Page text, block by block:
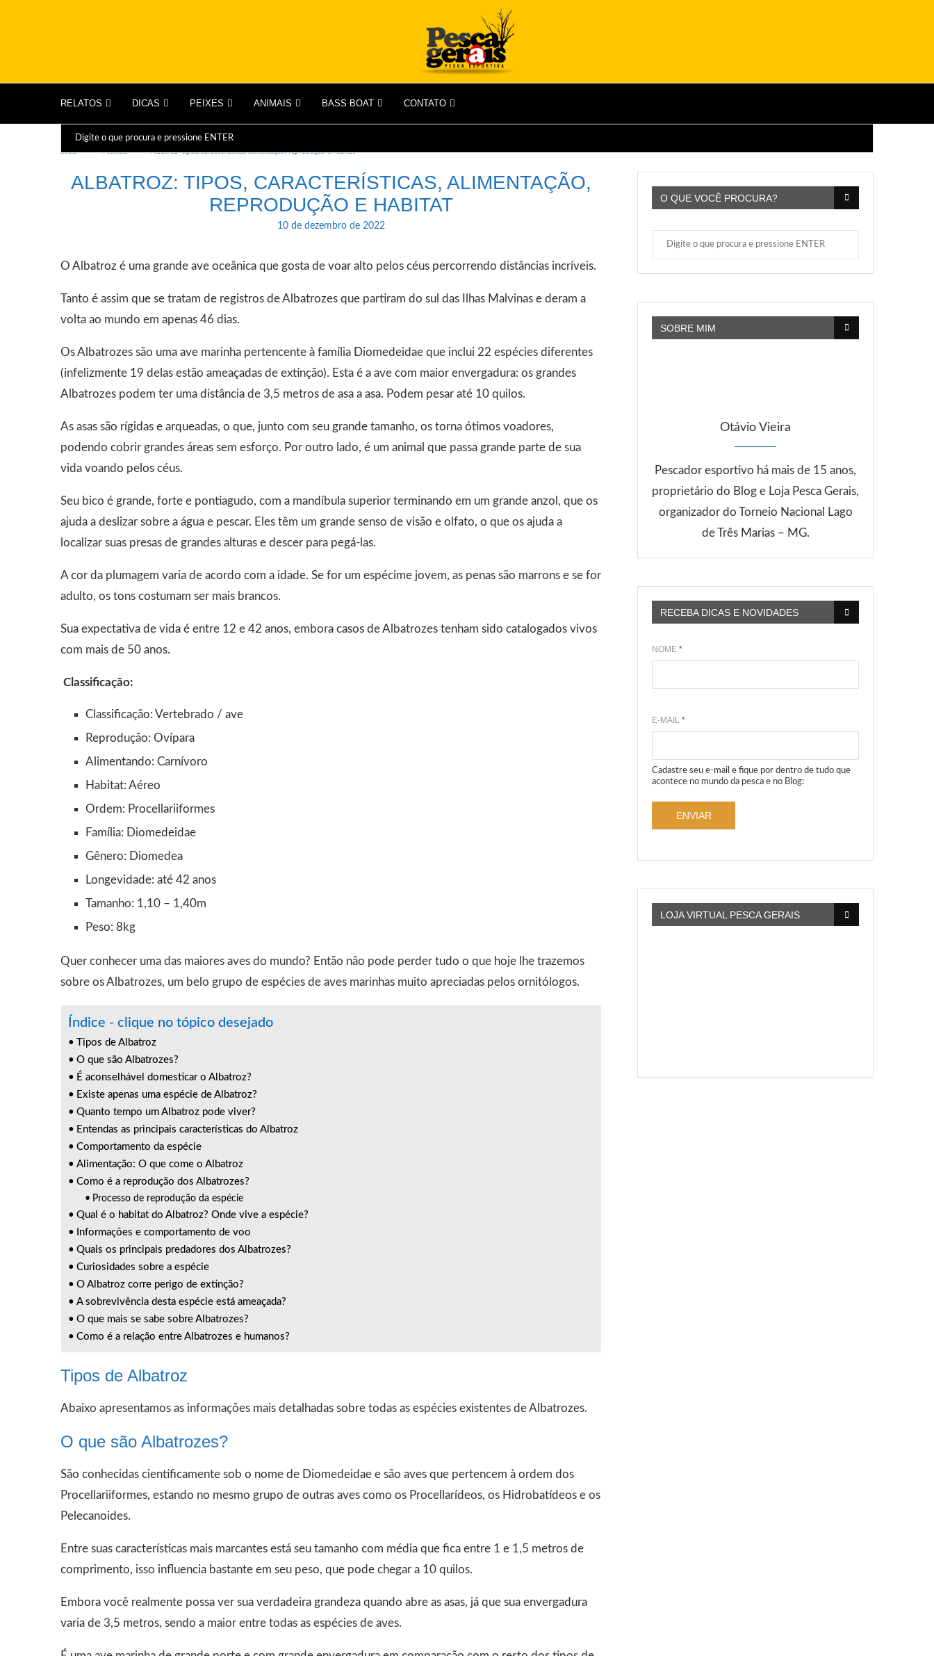
RELATOS DICAS PEIXES ANIMAIS BASS BOAT CONTATO
Início Animais Albatroz: tipos, características, alimentação, reprodução e habitat
ALBATROZ: TIPOS, CARACTERÍSTICAS, ALIMENTAÇÃO,
REPRODUÇÃO E HABITAT
10 de dezembro de 2022
O Albatroz é uma grande ave oceânica que gosta de voar alto pelos céus percorrendo distâncias incríveis.
Tanto é assim que se tratam de registros de Albatrozes que partiram do sul das Ilhas Malvinas e deram a
volta ao mundo em apenas 46 dias.
Os Albatrozes são uma ave marinha pertencente à família Diomedeidae que inclui 22 espécies diferentes
(infelizmente 19 delas estão ameaçadas de extinção). Esta é a ave com maior envergadura: os grandes
Albatrozes podem ter uma distância de 3,5 metros de asa a asa. Podem pesar até 10 quilos.
As asas são rígidas e arqueadas, o que, junto com seu grande tamanho, os torna ótimos voadores,
podendo cobrir grandes áreas sem esforço. Por outro lado, é um animal que passa grande parte de sua
vida voando pelos céus.
Seu bico é grande, forte e pontiagudo, com a mandíbula superior terminando em um grande anzol, que os
ajuda a deslizar sobre a água e pescar. Eles têm um grande senso de visão e olfato, o que os ajuda a
localizar suas presas de grandes alturas e descer para pegá-las.
A cor da plumagem varia de acordo com a idade. Se for um espécime jovem, as penas são marrons e se for
adulto, os tons costumam ser mais brancos.
Sua expectativa de vida é entre 12 e 42 anos, embora casos de Albatrozes tenham sido catalogados vivos
com mais de 50 anos.
Classificação:
Classificação: Vertebrado / ave
Reprodução: Ovípara
Alimentando: Carnívoro
Habitat: Aéreo
Ordem: Procellariiformes
Família: Diomedeidae
Gênero: Diomedea
Longevidade: até 42 anos
Tamanho: 1,10 – 1,40m
Peso: 8kg
Quer conhecer uma das maiores aves do mundo? Então não pode perder tudo o que hoje lhe trazemos
sobre os Albatrozes, um belo grupo de espécies de aves marinhas muito apreciadas pelos ornitólogos.
Índice - clique no tópico desejado
Tipos de Albatroz
O que são Albatrozes?
É aconselhável domesticar o Albatroz?
Existe apenas uma espécie de Albatroz?
Quanto tempo um Albatroz pode viver?
Entendas as principais características do Albatroz
Comportamento da espécie
Alimentação: O que come o Albatroz
Como é a reprodução dos Albatrozes?
Processo de reprodução da espécie
Qual é o habitat do Albatroz? Onde vive a espécie?
Informações e comportamento de voo
Quais os principais predadores dos Albatrozes?
Curiosidades sobre a espécie
O Albatroz corre perigo de extinção?
A sobrevivência desta espécie está ameaçada?
O que mais se sabe sobre Albatrozes?
Como é a relação entre Albatrozes e humanos?
Tipos de Albatroz
Abaixo apresentamos as informações mais detalhadas sobre todas as espécies existentes de Albatrozes.
O que são Albatrozes?
São conhecidas cientificamente sob o nome de Diomedeidae e são aves que pertencem à ordem dos
Procellariiformes, estando no mesmo grupo de outras aves como os Procellarídeos, os Hidrobatídeos e os
Pelecanoides.
Entre suas características mais marcantes está seu tamanho com média que fica entre 1 e 1,5 metros de
comprimento, isso influencia bastante em seu peso, que pode chegar a 10 quilos.
Embora você realmente possa ver sua verdadeira grandeza quando abre as asas, já que sua envergadura
varia de 3,5 metros, sendo a maior entre todas as espécies de aves.
O QUE VOCÊ PROCURA?
SOBRE MIM
Otávio Vieira
Pescador esportivo há mais de 15 anos,
proprietário do Blog e Loja Pesca Gerais,
organizador do Torneio Nacional Lago
de Três Marias – MG.
RECEBA DICAS E NOVIDADES
NOME *
E-MAIL *
Cadastre seu e-mail e fique por dentro de tudo que
acontece no mundo da pesca e no Blog:
ENVIAR
LOJA VIRTUAL PESCA GERAIS